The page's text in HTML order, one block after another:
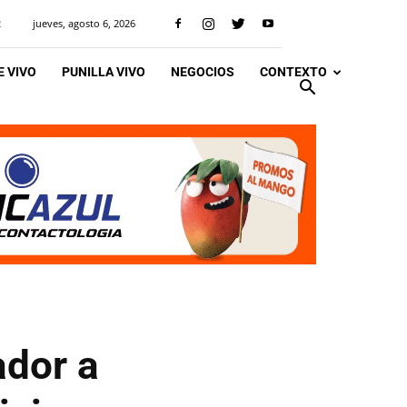
jueves, agosto 6, 2026
VIVO PUNILLA VIVO NEGOCIOS CONTEXTO
a